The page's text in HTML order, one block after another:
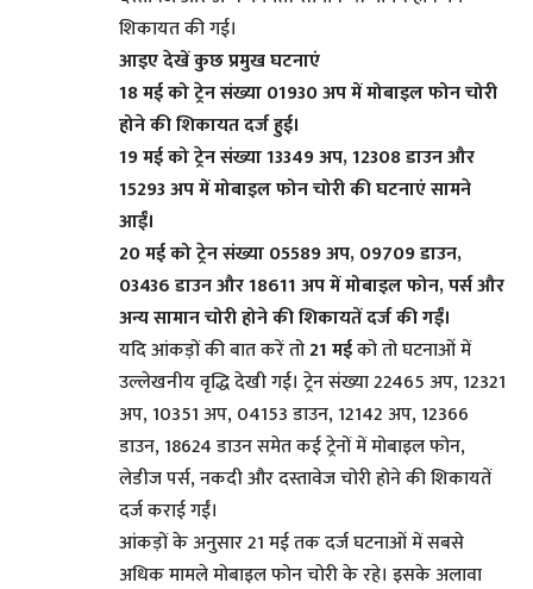
शिकायत की गई।
आइए देखें कुछ प्रमुख घटनाएं
18 मई को ट्रेन संख्या 01930 अप में मोबाइल फोन चोरी
होने की शिकायत दर्ज हुई।
19 मई को ट्रेन संख्या 13349 अप, 12308 डाउन और
15293 अप में मोबाइल फोन चोरी की घटनाएं सामने
आईं।
20 मई को ट्रेन संख्या 05589 अप, 09709 डाउन,
03436 डाउन और 18611 अप में मोबाइल फोन, पर्स और
अन्य सामान चोरी होने की शिकायतें दर्ज की गईं।
यदि आंकड़ों की बात करें तो21 मईको तो घटनाओं में
उल्लेखनीय वृद्धि देखी गई। ट्रेन संख्या 22465 अप, 12321
अप, 10351 अप, 04153 डाउन, 12142 अप, 12366
डाउन, 18624 डाउन समेत कई ट्रेनों में मोबाइल फोन,
लेडीज पर्स, नकदी और दस्तावेज चोरी होने की शिकायतें
दर्ज कराई गईं।
आंकड़ों के अनुसार 21 मई तक दर्ज घटनाओं में सबसे
अधिक मामले मोबाइल फोन चोरी के रहे। इसके अलावा